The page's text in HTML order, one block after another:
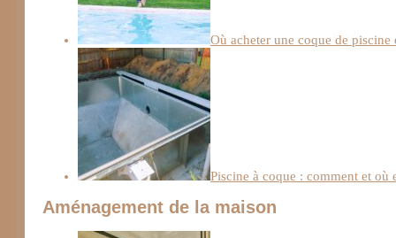
Où acheter une coque de piscine
Piscine à coque : comment et
Aménagement de la maison